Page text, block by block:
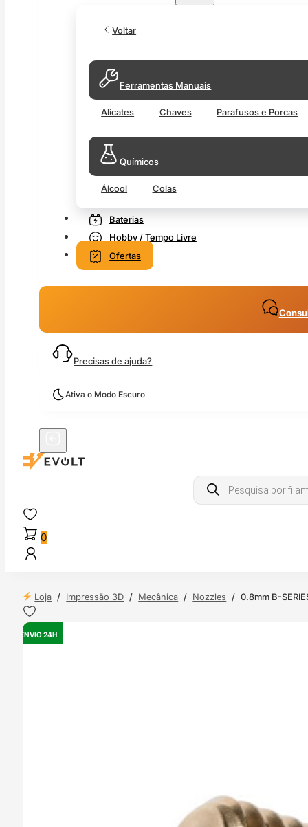
Voltar
Ferramentas Manuais
Alicates Chaves Parafusos e Porcas
Químicos
Álcool Colas
Baterias
Hobby / Tempo Livre
Ofertas
Precisas de ajuda?
Ativa o Modo Escuro
Products
search
0
Loja / Impressão 3D / Mecânica / Nozzles / 0.8mm B-
OUTLET
ENVIO 24H